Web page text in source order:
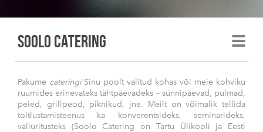
Soolo Catering
Pakume cateringiSinu poolt valitud kohas või meie kohviku
ruumides erinevateks tähtpäevadeks – sünnipäevad, pulmad,
peied, grillpeod, piknikud, jne. Meilt on võimalik tellida
toitlustamisteenus ka konverentsideks, seminarideks,
väliüritusteks (Soolo Catering on Tartu Ülikooli ja Eesti